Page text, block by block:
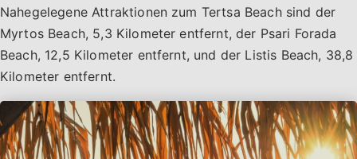
Nahegelegene Attraktionen zum Tertsa Beach sind der
Myrtos Beach, 5,3 Kilometer entfernt, der Psari Forada
Beach, 12,5 Kilometer entfernt, und der Listis Beach, 38,8
Kilometer entfernt.